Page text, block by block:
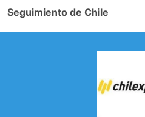
Seguimiento de Chile